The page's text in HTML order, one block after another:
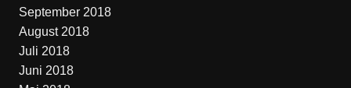
September 2018
August 2018
Juli 2018
Juni 2018